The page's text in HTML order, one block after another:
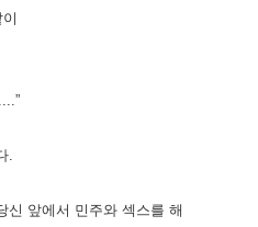
.
신 앞에서 민주와 섹스를 해